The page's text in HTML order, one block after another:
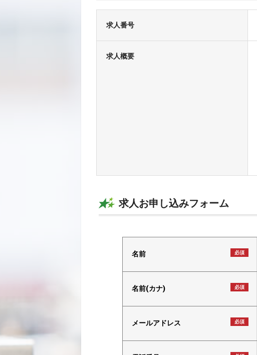
求人番号
求人概要
求人お申し込みフォーム
名前 必須
名前(カナ) 必須
メールアドレス 必須